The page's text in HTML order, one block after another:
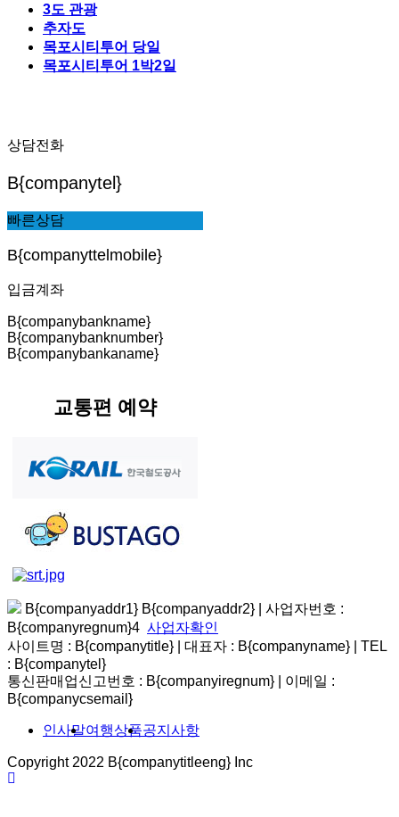
3도 관광
추자도
목포시티투어 당일
목포시티투어 1박2일
상담전화
B{companytel}
빠른상담
B{companyttelmobile}
입금계좌
B{companybankname}
B{companybanknumber}
B{companybankaname}
교통편 예약
B{companyaddr1} B{companyaddr2}
사업자번호 :
B{companyregnum}4 사업자확인
사이트명 : B{companytitle} | 대표자 : B{companyname}
TEL
: B{companytel}
통신판매업신고번호 : B{companyiregnum}
이메일 :
B{companycsemail}
인사말여행상품공지사항
Copyright 2022 B{companytitleeng} Inc